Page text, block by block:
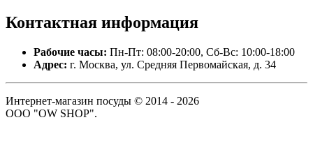
Контактная информация
Рабочие часы: Пн-Пт: 08:00-20:00, Сб-Вс: 10:00-18:00
Адрес: г. Москва, ул. Средняя Первомайская, д. 34
Интернет-магазин посуды © 2014 - 2026
ООО "OW SHOP".